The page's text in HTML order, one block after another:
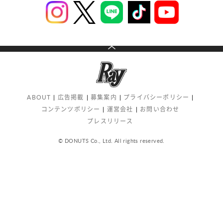
ABOUT 広告掲載 募集案内
プライバシーポリシー
コンテンツポリシー
運営会社
お問い合わせ
プレスリリース
© DONUTS Co., Ltd. All rights reserved.